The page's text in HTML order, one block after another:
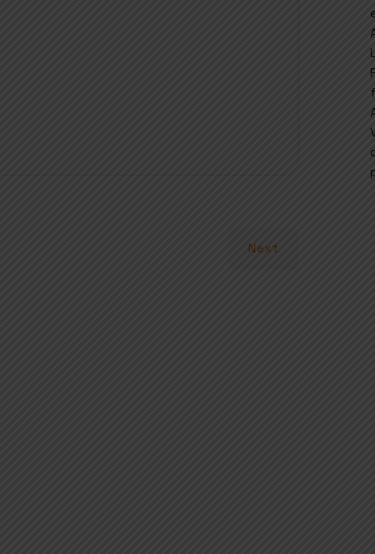
Next